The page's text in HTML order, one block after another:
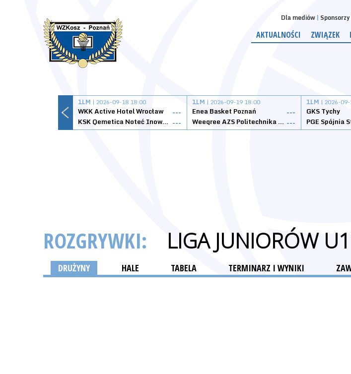
Dla mediów
AKTUALNOŚCI ZWIĄZEK
1LM | 2026-09-18 18:00
WKK Active Hotel Wrocław
---
KSK Qemetica Noteć Inowrocław ---
1LM | 2026-09-19 18:00
Enea Basket Poznań
---
Weegree AZS Politechnika Opolska ---
1LM | 2026-
GKS Tychy
PGE Spójnia
ROZGRYWKI: LIGA JUNIORÓW
DRUŻYNY HALE TABELA TERMINARZ I WYNIKI